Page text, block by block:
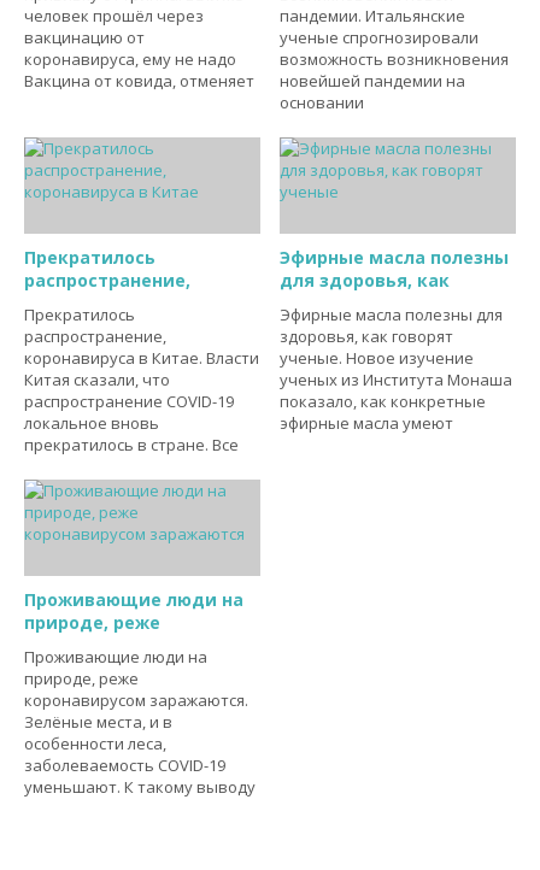
человек прошёл через
вакцинацию от
коронавируса, ему не надо
Вакцина от ковида, отменяет
пандемии. Итальянские
ученые спрогнозировали
возможность возникновения
новейшей пандемии на
основании
Прекратилось
распространение,
Прекратилось
распространение,
коронавируса в Китае. Власти
Китая сказали, что
распространение COVID-19
локальное вновь
прекратилось в стране. Все
Эфирные масла полезны
для здоровья, как
Эфирные масла полезны для
здоровья, как говорят
ученые. Новое изучение
ученых из Института Монаша
показало, как конкретные
эфирные масла умеют
Проживающие люди на
природе, реже
Проживающие люди на
природе, реже
коронавирусом заражаются.
Зелёные места, и в
особенности леса,
заболеваемость COVID-19
уменьшают. К такому выводу